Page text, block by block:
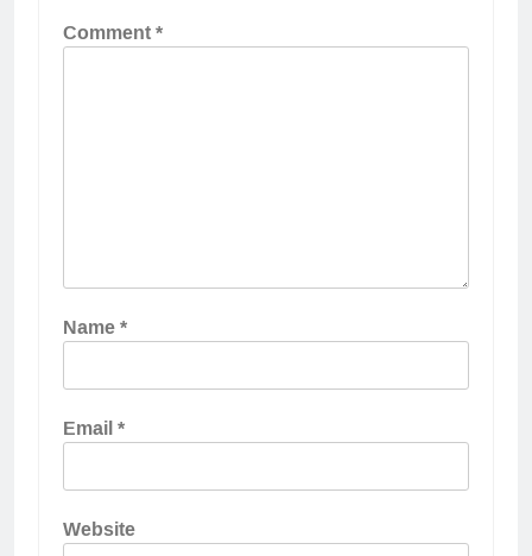
Comment*
Name*
Email*
Website